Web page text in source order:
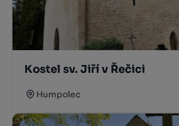
Kostel sv. Jiří v Řečici
Humpolec